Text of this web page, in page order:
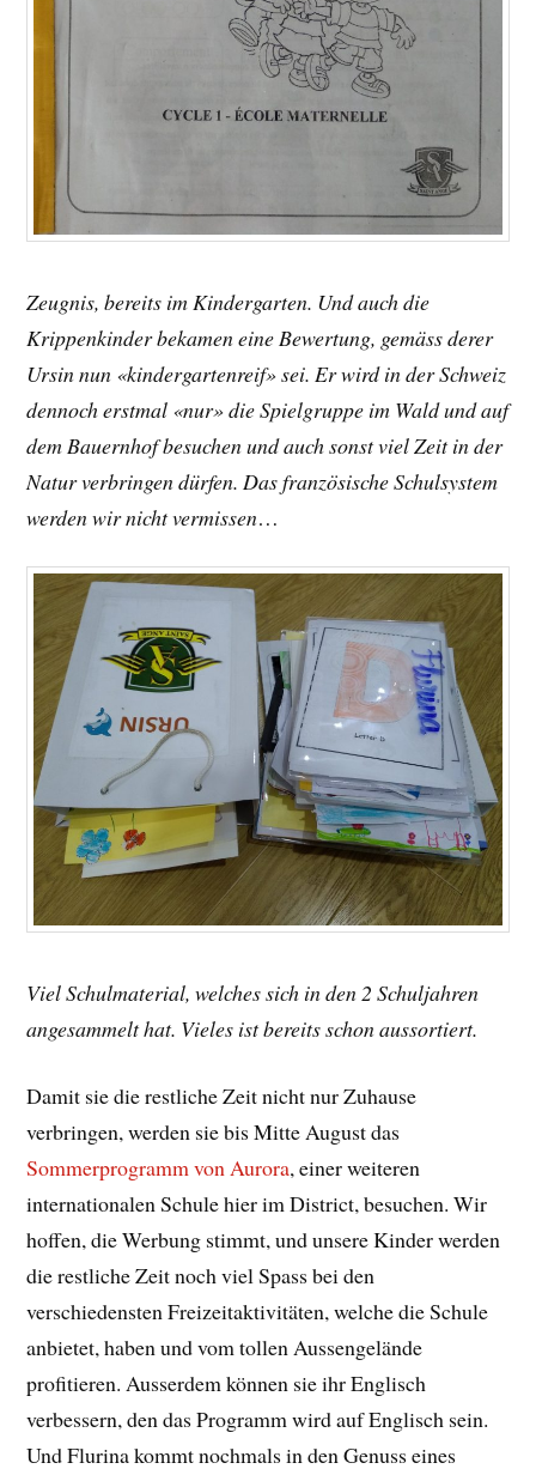
Zeugnis, bereits im Kindergarten. Und auch die
Krippenkinder bekamen eine Bewertung, gemäss derer
Ursin nun «kindergartenreif» sei. Er wird in der Schweiz
dennoch erstmal «nur» die Spielgruppe im Wald und auf
dem Bauernhof besuchen und auch sonst viel Zeit in der
Natur verbringen dürfen. Das französische Schulsystem
werden wir nicht vermissen…
Viel Schulmaterial, welches sich in den 2 Schuljahren
angesammelt hat. Vieles ist bereits schon aussortiert.
Damit sie die restliche Zeit nicht nur Zuhause
verbringen, werden sie bis Mitte August das
Sommerprogramm von Aurora, einer weiteren
internationalen Schule hier im District, besuchen. Wir
hoffen, die Werbung stimmt, und unsere Kinder werden
die restliche Zeit noch viel Spass bei den
verschiedensten Freizeitaktivitäten, welche die Schule
anbietet, haben und vom tollen Aussengelände
profitieren. Ausserdem können sie ihr Englisch
verbessern, den das Programm wird auf Englisch sein.
Und Flurina kommt nochmals in den Genuss eines